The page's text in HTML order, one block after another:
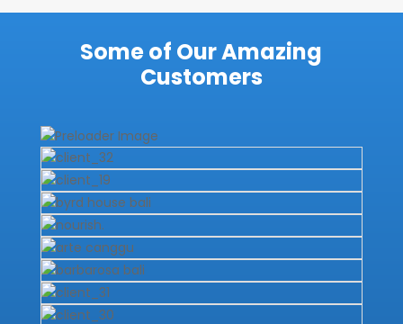
Some of Our Amazing
Customers